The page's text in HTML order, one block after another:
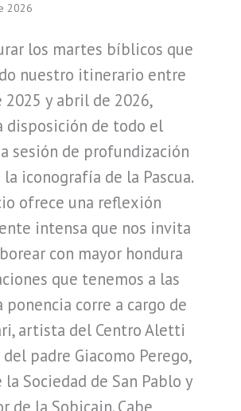
2026
los martes bíblicos que
nuestro itinerario entre
y abril de 2026,
disposición de todo el
sesión de profundización
iconografía de la Pascua.
ofrece una reflexión
intensa que nos invita
con mayor hondura
que tenemos a las
ponencia corre a cargo de
artista del Centro Aletti
del padre Giacomo Perego,
Sociedad de San Pablo y